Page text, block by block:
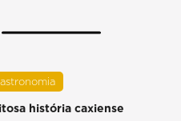
história caxiense